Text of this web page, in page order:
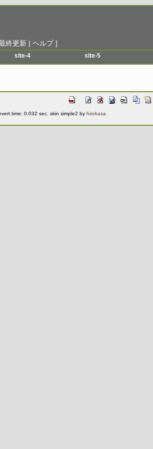
終更新 | ヘルプ]
site-4
3
5
6
site-5
menu-3
menu-4
menu-5
menu-6
time: 0.032 sec. skin simple2 by hirokasa